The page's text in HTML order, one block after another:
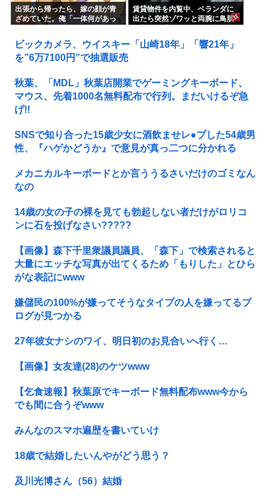
出張から帰ったら、嫁の顔が青
ざめていた。俺「一体何があっ
に話を聞くと…
賃貸物件を内覧中、ベランダに
出たら突然ゾワッと両腕に鳥肌
だ」と思った瞬間、体が前にド
ンッと突き飛ばされて…
ビックカメラ、ウイスキー「山崎18年」「響21年」
を”6万7100円”で抽選販売
秋葉、「MDL」秋葉店開業でゲーミングキーボード、
マウス、先着1000名無料配布で行列。まだいけるぞ急
げ!!
SNSで知り合った15歳少女に酒飲ませレ●プした54歳男
性、『ハゲかどうか』で意見が真っ二つに分かれる
メカニカルキーボードとか言ううるさいだけのゴミなん
なの
14歳の女の子の裸を見ても勃起しない者だけがロリコ
ンに石を投げなさい?????
【画像】森下千里衆議員議員、「森下」で検索されると
大量にエッチな写真が出てくるため「もりした」とひら
がな表記にwww
嫌儲民の100%が嫌ってそうなタイプの人を嫌ってるブ
ログが見つかる
27年彼女ナシのワイ、明日初のお見合いへ行く…
【画像】女友達(28)のケツwww
【乞食速報】秋葉原でキーボード無料配布www今から
でも間に合うぞwww
みんなのスマホ遍歴を書いていけ
18歳で結婚したいんやがどう思う？
及川光博さん（56）結婚